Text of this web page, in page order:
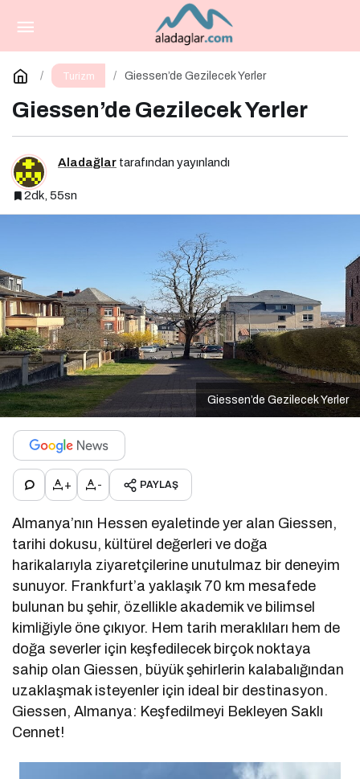
Turizm Giessen’de Gezilecek Yerler
Giessen’de Gezilecek Yerler
Aladağlar tarafından yayınlandı
2dk, 55sn
Giessen’de Gezilecek Yerler
+ - PAYLAŞ
Almanya’nın Hessen eyaletinde yer alan Giessen,
tarihi dokusu, kültürel değerleri ve doğa
harikalarıyla ziyaretçilerine unutulmaz bir deneyim
sunuyor. Frankfurt’a yaklaşık 70 km mesafede
bulunan bu şehir, özellikle akademik ve bilimsel
kimliğiyle öne çıkıyor. Hem tarih meraklıları hem de
doğa severler için keşfedilecek birçok noktaya
sahip olan Giessen, büyük şehirlerin kalabalığından
uzaklaşmak isteyenler için ideal bir destinasyon.
Giessen, Almanya: Keşfedilmeyi Bekleyen Saklı
Cennet!
Antalya 3 Gece 4 Gün Turları
Yorum Yap